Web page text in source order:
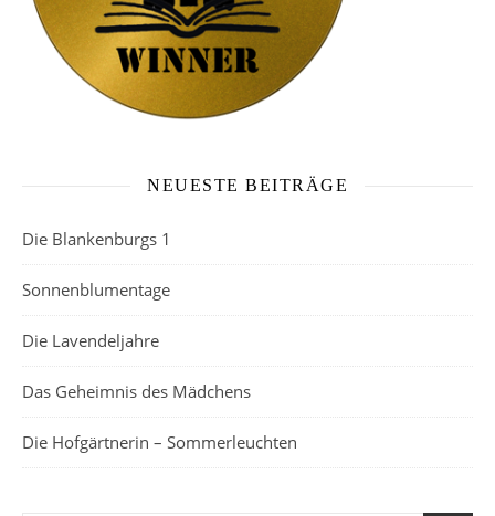
NEUESTE BEITRÄGE
Die Blankenburgs 1
Sonnenblumentage
Die Lavendeljahre
Das Geheimnis des Mädchens
Die Hofgärtnerin – Sommerleuchten